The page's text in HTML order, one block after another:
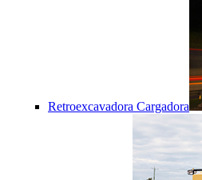
Retroexcavadora Cargadora